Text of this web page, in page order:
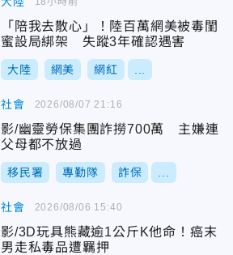
「陪我去散心」！陸百萬網美被毒閨
蜜設局綁架 失蹤3年確認遇害
大陸 網美 網紅
社會
影/幽靈勞保集團詐撈700萬 主嫌連
父母都不放過
移民署 專勤隊 詐保
2026/08/07 21:16
社會
影/3D玩具熊藏逾1公斤K他命！癌末
男走私毒品遭羈押
2026/08/06 15:40